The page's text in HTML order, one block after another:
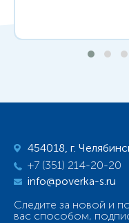
454018, г.
+7 (351) 214-20-20
info@poverka-s.ru
Следите за новой и
вас способом,